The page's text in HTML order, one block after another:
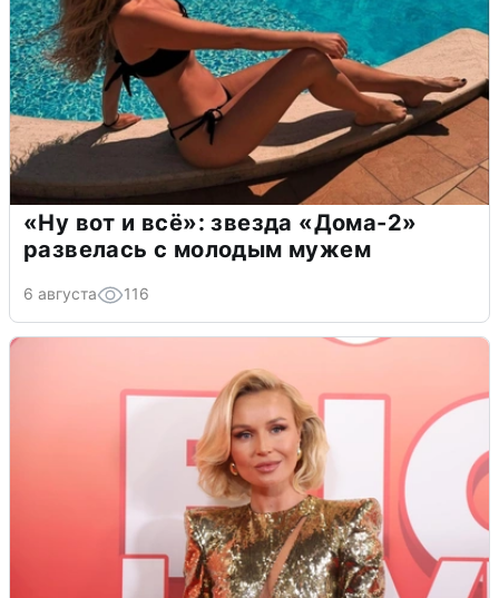
«Ну вот и всё»: звезда «Дома-2»
развелась с молодым мужем
6 августа 116